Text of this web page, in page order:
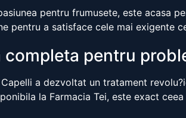
pentru frumusete, este acasa
pentru a satisface cele mai exigente
completa pentru
a dezvoltat un tratament
la Farmacia Tei, este exact